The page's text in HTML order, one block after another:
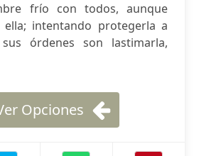
frío con todos, aunque
ella; intentando protegerla a
órdenes son lastimarla,
Opciones